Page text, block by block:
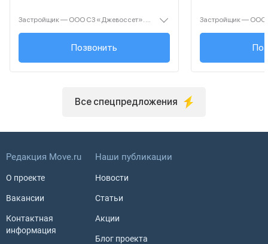
Застройщик — ООО СЗ «Джевоссет». Проектная декларация — наш.дом.рф. Акция до 28.02.2026. Не оферта. Подробности — Level.ru
+7 (495) 461-27-...
Позвонить +7
Все спецпредложения
Редакция Move.ru
О проекте
Вакансии
Контактная
информация
Наши публикации
Новости
Статьи
Акции
Блог проекта